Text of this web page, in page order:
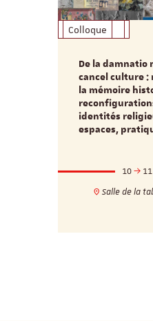
Colloque
De la damnatio
cancel culture :
la mémoire
identités
espaces,
10
11
Salle de la